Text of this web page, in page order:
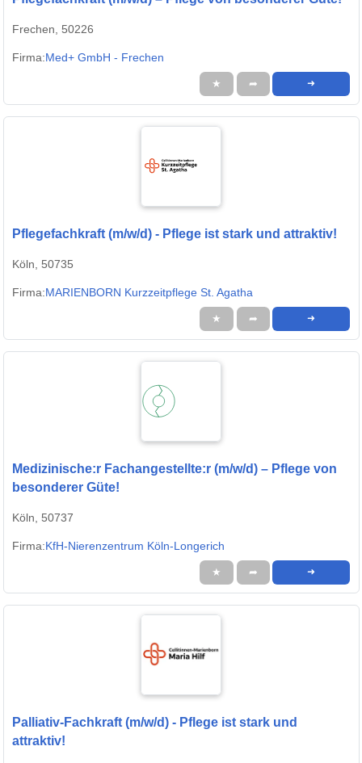
Frechen, 50226
Firma:Med+ GmbH - Frechen
★ ➦ ➜
Pflegefachkraft (m/w/d) - Pflege ist stark und attraktiv!
Köln, 50735
Firma:MARIENBORN Kurzzeitpflege St. Agatha
★ ➦ ➜
Medizinische:r Fachangestellte:r (m/w/d) – Pflege von
besonderer Güte!
Köln, 50737
Firma:KfH-Nierenzentrum Köln-Longerich
★ ➦ ➜
Palliativ-Fachkraft (m/w/d) - Pflege ist stark und
attraktiv!